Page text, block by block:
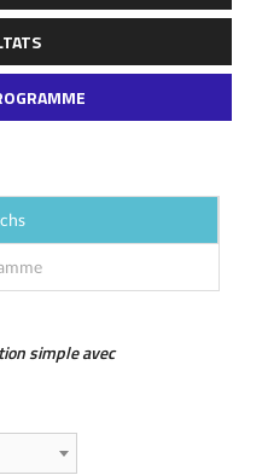
simple avec